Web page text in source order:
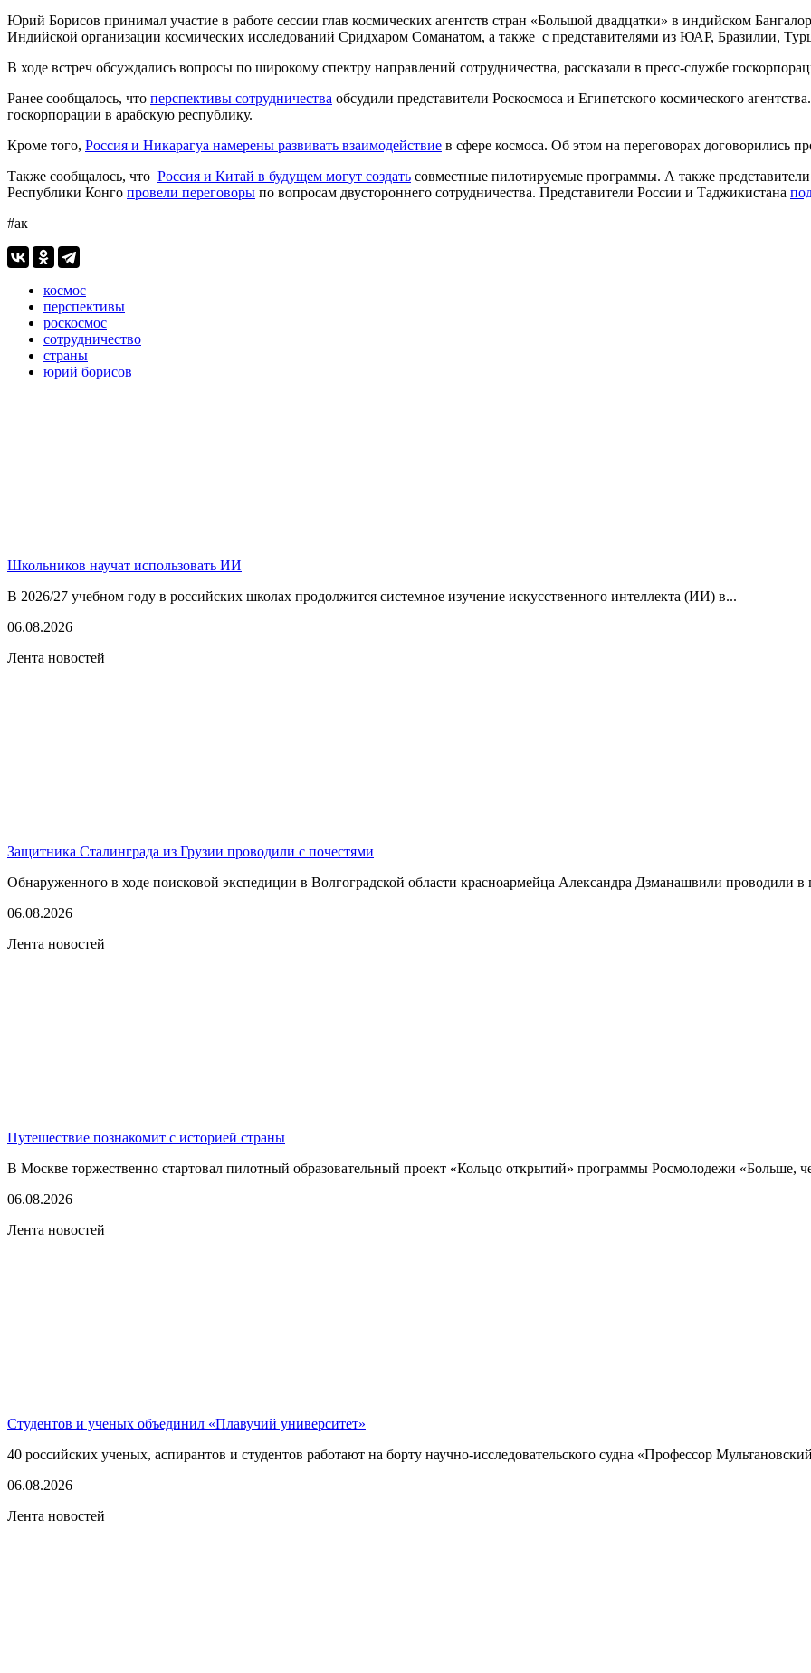
Юрий Борисов принимал участие в работе сессии глав космических агентств стран «Большой двадцатки» в индийском
Индийской организации космических исследований Сридхаром Соманатом, а также с представителями из ЮАР, Бразилии,
В ходе встреч обсуждались вопросы по широкому спектру направлений сотрудничества, рассказали в пресс-службе
Ранее сообщалось, что перспективы сотрудничества обсудили представители Роскосмоса и Египетского космического
госкорпорации в арабскую республику.
Кроме того, Россия и Никарагуа намерены развивать взаимодействие в сфере космоса. Об этом на переговорах договорились
Также сообщалось, что Россия и Китай в будущем могут создать совместные пилотируемые программы. А также
Республики Конго провели переговоры по вопросам двустороннего сотрудничества. Представители России и Таджикистана
#ак
космос
перспективы
роскосмос
сотрудничество
страны
юрий борисов
Школьников научат использовать ИИ
В 2026/27 учебном году в российских школах продолжится системное изучение искусственного интеллекта (ИИ) в...
06.08.2026
Лента новостей
Защитника Сталинграда из Грузии проводили с почестями
Обнаруженного в ходе поисковой экспедиции в Волгоградской области красноармейца Александра Дзманашвили проводили в
06.08.2026
Лента новостей
Путешествие познакомит с историей страны
В Москве торжественно стартовал пилотный образовательный проект «Кольцо открытий» программы Росмолодежи «Больше,
06.08.2026
Лента новостей
Студентов и ученых объединил «Плавучий университет»
40 российских ученых, аспирантов и студентов работают на борту научно-исследовательского судна «Профессор
06.08.2026
Лента новостей